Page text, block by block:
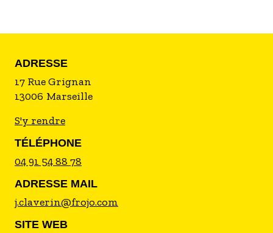
ADRESSE
17 Rue Grignan
13006 Marseille
S'y rendre
TÉLÉPHONE
04 91 54 88 78
ADRESSE MAIL
j.claverin@frojo.com
SITE WEB